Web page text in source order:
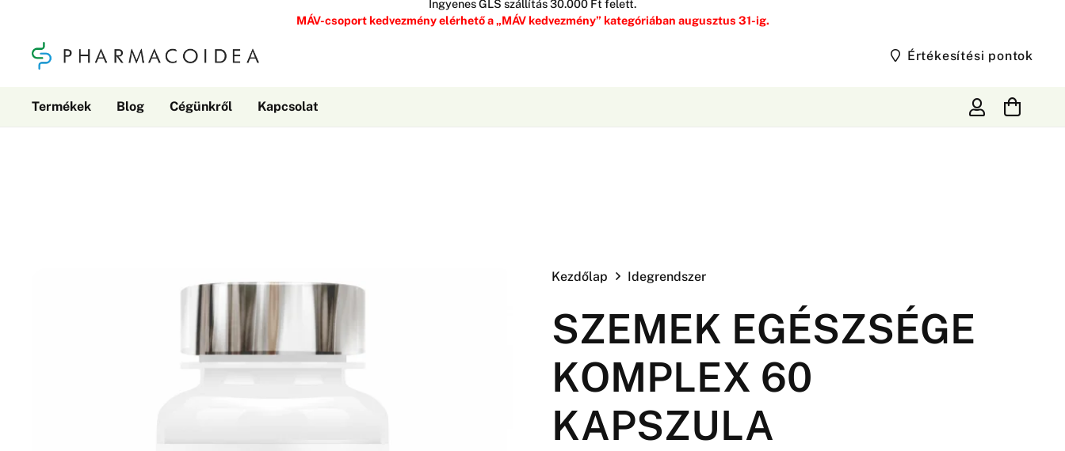
Ingyenes GLS szállítás 30.000 Ft felett.
MÁV-csoport kedvezmény elérhető a „MÁV kedvezmény” kategóriában augusztus 31-ig.
Értékesítési pontok
Termékek Blog Cégünkről Kapcsolat
Kezdőlap Idegrendszer
SZEMEK EGÉSZSÉGE
KOMPLEX 60
KAPSZULA